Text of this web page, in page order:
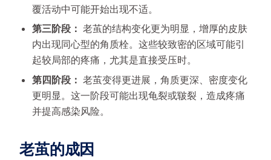
覆活动中可能开始出现不适。
第三阶段： 老茧的结构变化更为明显，增厚的皮肤
内出现同心型的角质栓。这些较致密的区域可能引
起较局部的疼痛，尤其是直接受压时。
第四阶段： 老茧变得更进展，角质更深、密度变化
更明显。这一阶段可能出现龟裂或皲裂，造成疼痛
并提高感染风险。
老茧的成因